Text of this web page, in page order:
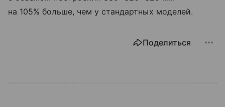
на 105% больше, чем у стандартных моделей.
Поделиться